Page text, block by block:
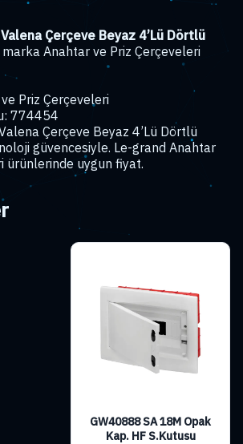
Çerçeve Beyaz 4’Lü Dörtlü
Anahtar ve Priz Çerçeveleri
Priz Çerçeveleri
774454
Çerçeve Beyaz 4’Lü Dörtlü
güvencesiyle. Le-grand Anahtar
ürünlerinde uygun fiyat.
GW40888 SA 18M Opak
Kap. HF S.Kutusu